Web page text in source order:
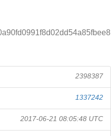
2398387
1337242
2017-06-21 08:05:48 UTC